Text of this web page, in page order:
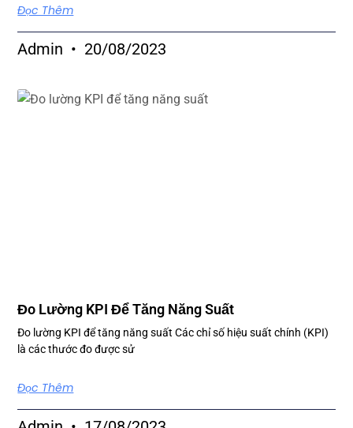
Đọc Thêm
Admin 20/08/2023
Đo Lường KPI Để Tăng Năng Suất
Đo lường KPI để tăng năng suất Các chỉ số hiệu suất chính (KPI)
là các thước đo được sử
Đọc Thêm